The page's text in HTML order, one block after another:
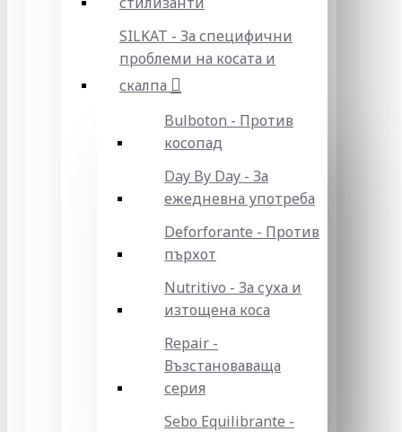
SILKAT - За специфични
проблеми на косата и
скалпа
Bulboton - Против
косопад
Day By Day - За
ежедневна употреба
Deforforante - Против
пърхот
Nutritivo - За суха и
изтощена коса
Repair -
Възстановаваща
серия
Sebo Equilibrante -